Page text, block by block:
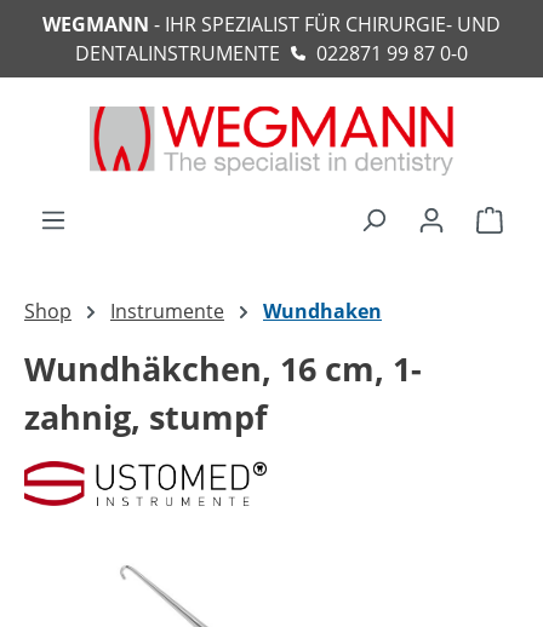
springen
WEGMANN - IHR SPEZIALIST FÜR CHIRURGIE- UND
DENTALINSTRUMENTE
022871 99 87 0-0
Shop Instrumente Wundhaken
Wundhäkchen, 16 cm, 1-
zahnig, stumpf
Bildergalerie überspringen